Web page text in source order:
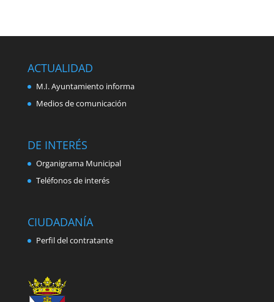
ACTUALIDAD
M.I. Ayuntamiento informa
Medios de comunicación
DE INTERÉS
Organigrama Municipal
Teléfonos de interés
CIUDADANÍA
Perfil del contratante